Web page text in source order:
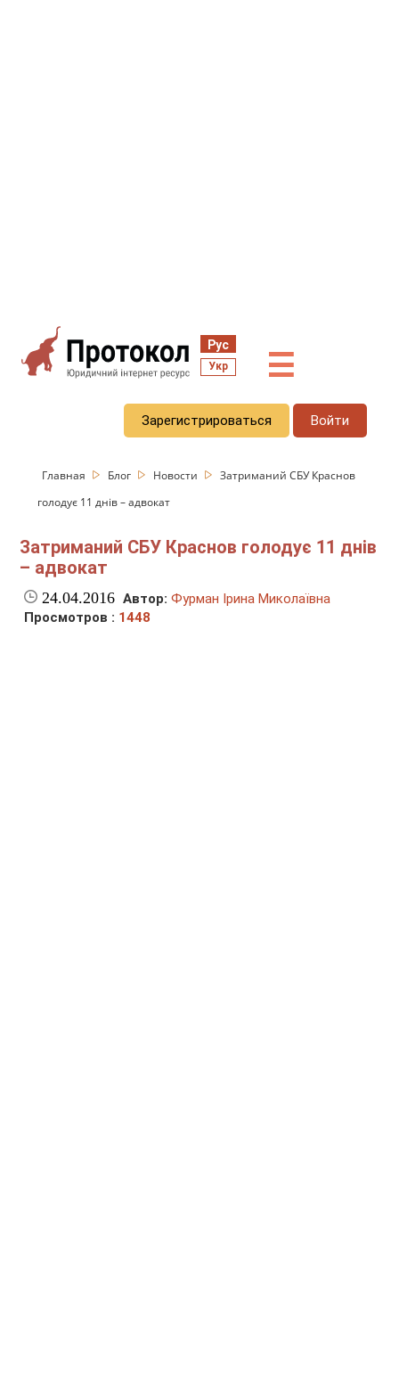
Рус
Укр ☰
Зарегистрироваться Войти
Главная Блог Новости
Затриманий СБУ Краснов
голодує 11 днів – адвокат
Затриманий СБУ Краснов голодує 11 днів
– адвокат
24.04.2016 Автор: Фурман Ірина Миколаївна
Просмотров : 1448